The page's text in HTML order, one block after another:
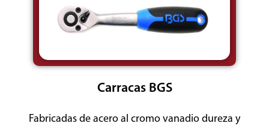
Carracas BGS
Fabricadas de acero al cromo vanadio dureza y